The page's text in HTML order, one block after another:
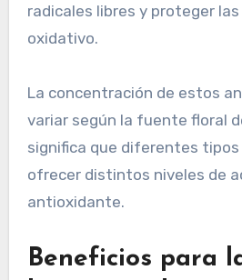
radicales libres y proteger
oxidativo.
La concentración de estos
variar según la fuente floral
significa que diferentes tipos
ofrecer distintos niveles de
antioxidante.
Beneficios para